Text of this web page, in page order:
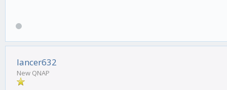
lancer632
New QNAP